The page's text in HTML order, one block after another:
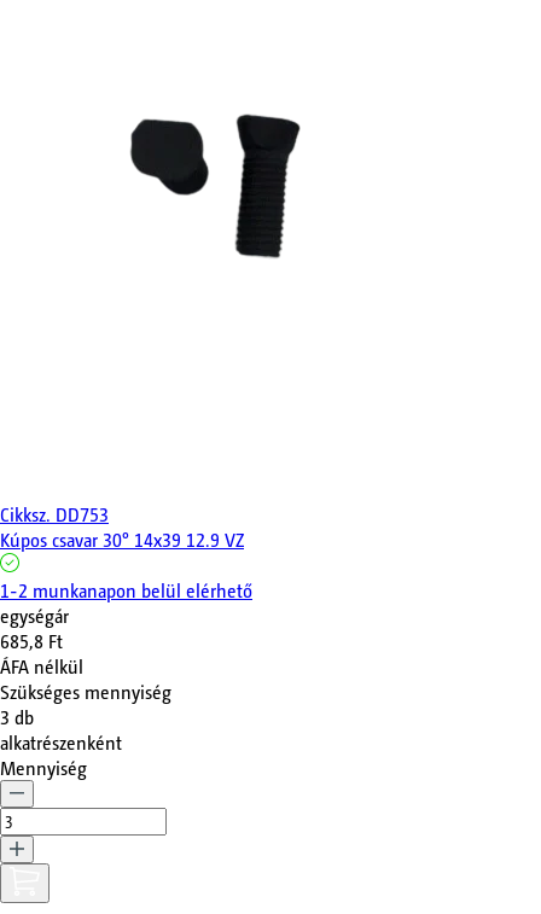
Cikksz. DD753
Kúpos csavar 30° 14x39 12.9 VZ
1-2 munkanapon belül elérhető
egységár
685,8 Ft
ÁFA nélkül
Szükséges mennyiség
3 db
alkatrészenként
Mennyiség